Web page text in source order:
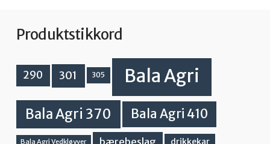
Produktstikkord
290 301 305 Bala Agri
Bala Agri 370 Bala Agri 410
Bala Agri Vedkløyver drikkekar